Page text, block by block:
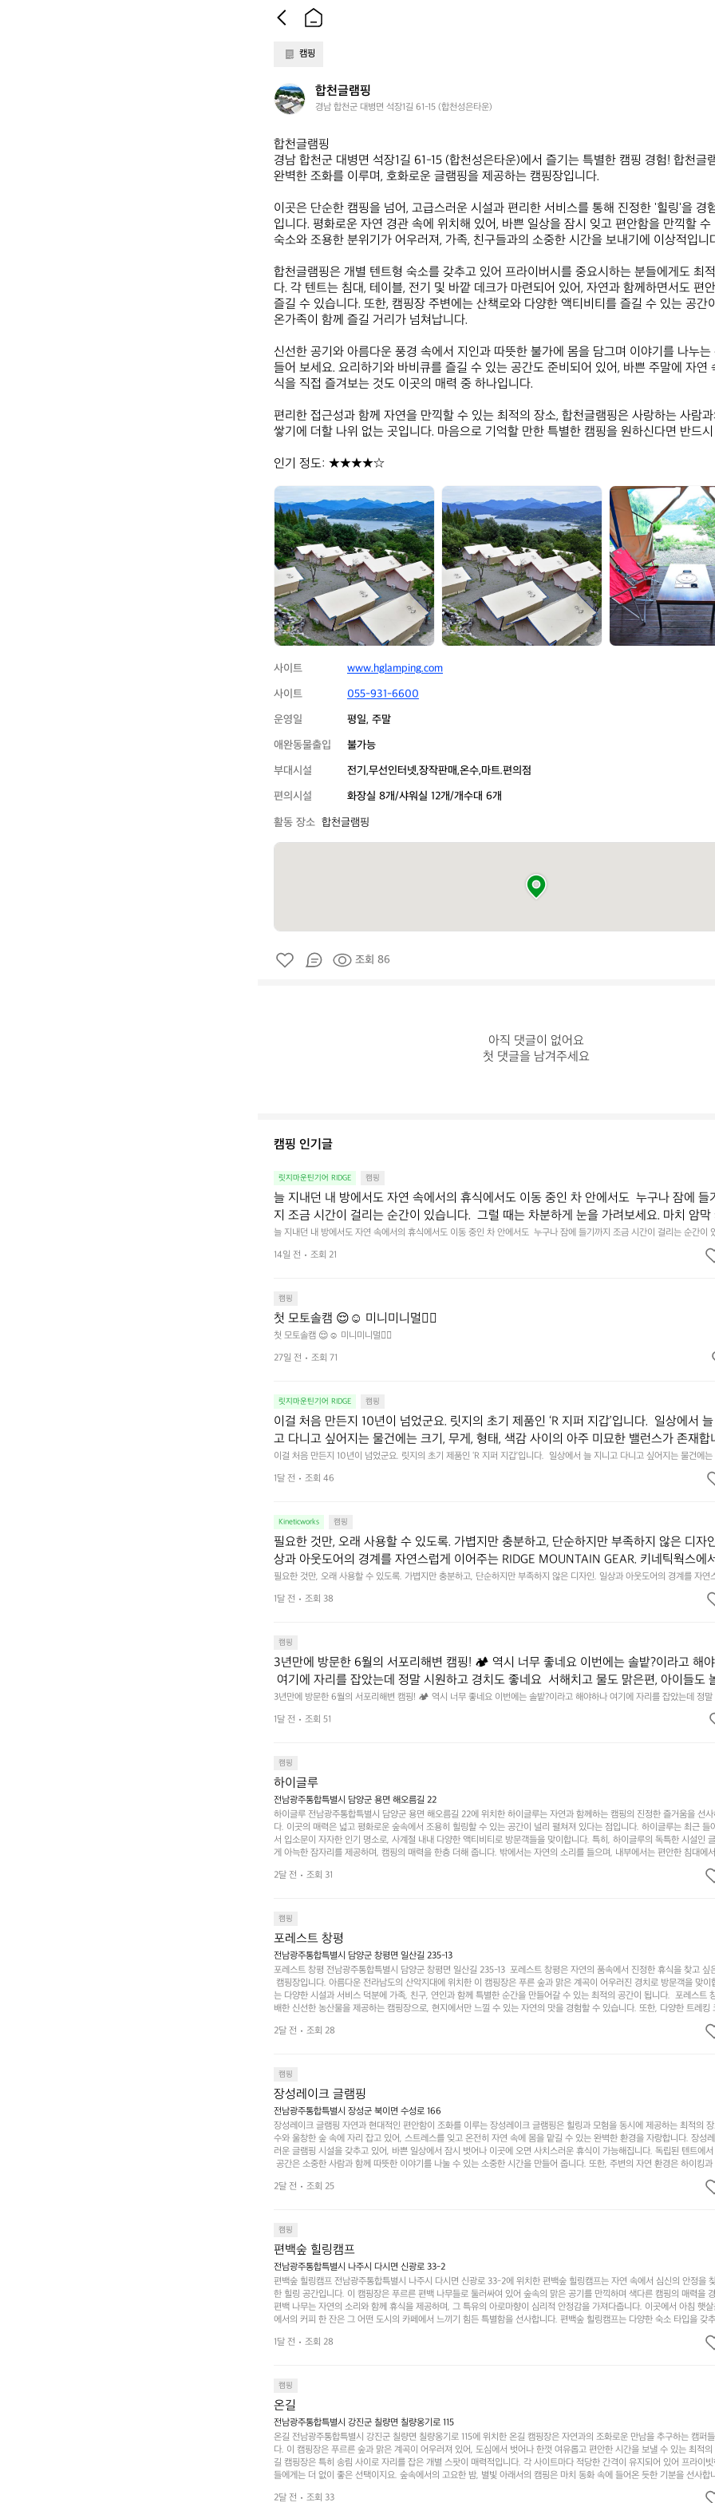
캠핑
합
천
램
핑
합천글램핑
경남 합천군 대병면 석장1길 61-15 (합천성은타운)
합천글램핑
경남 합천군 대병면 석장1길 61-15 (합천성은타운)에서 즐기는 특별한 캠핑 경험! 합천글
완벽한 조화를 이루며, 호화로운 글램핑을 제공하는 캠핑장입니다.
이곳은 단순한 캠핑을 넘어, 고급스러운 시설과 편리한 서비스를 통해 진정한 '힐링'을 경
입니다. 평화로운 자연 경관 속에 위치해 있어, 바쁜 일상을 잠시 잊고 편안함을 만끽할
숙소와 조용한 분위기가 어우러져, 가족, 친구들과의 소중한 시간을 보내기에 이상적입니
합천글램핑은 개별 텐트형 숙소를 갖추고 있어 프라이버시를 중요시하는 분들에게도 최
다. 각 텐트는 침대, 테이블, 전기 및 바깥 데크가 마련되어 있어, 자연과 함께하면서도 편
즐길 수 있습니다. 또한, 캠핑장 주변에는 산책로와 다양한 액티비티를 즐길 수 있는 공간
온가족이 함께 즐길 거리가 넘쳐납니다.
신선한 공기와 아름다운 풍경 속에서 지인과 따뜻한 불가에 몸을 담그며 이야기를 나누
들어 보세요. 요리하기와 바비큐를 즐길 수 있는 공간도 준비되어 있어, 바쁜 주말에 자연
식을 직접 즐겨보는 것도 이곳의 매력 중 하나입니다.
편리한 접근성과 함께 자연을 만끽할 수 있는 최적의 장소, 합천글램핑은 사랑하는 사람
쌓기에 더할 나위 없는 곳입니다. 마음으로 기억할 만한 특별한 캠핑을 원하신다면 반드
인기 정도: ★★★★☆
합
천
글
램
핑
합
천
글
램
핑
합
천
글
램
핑
사이트
www.hglamping.com
사이트
055-931-6600
운영일
평일, 주말
애완동물출입
불가능
부대시설
전기,무선인터넷,장작판매,온수,마트.편의점
편의시설
화장실 8개/샤워실 12개/개수대 6개
활동 장소 합천글램핑
조회 86
아직 댓글이 없어요
첫 댓글을 남겨주세요
캠핑 인기글
릿지마운틴기어 RIDGE 캠핑
늘 지내던 내 방에서도 자연 속에서의 휴식에서도 이동 중인 차 안에서도  누구나 잠에 들
지 조금 시간이 걸리는 순간이 있습니다.  그럴 때는 차분하게 눈을 가려보세요. 마치 암막
을 조용히 내리듯이.  Polartec® Wind Pro™의 온기가 눈가를 포근히 감싸줍니다.  차가운
를 차단하고, 얼굴에 밀착하여 빛을 막아줍니다.  이 슬립 웜을 쓰는 것만으로 그곳은 나만
늘 지내던 내 방에서도 자연 속에서의 휴식에서도 이동 중인 차 안에서도  누구나 잠에 들기까지 조금 시간이 걸리는 순간이
다.  그럴 때는 차분하게 눈을 가려보세요. 마치 암막 커튼을 조용히 내리듯이.  Polartec® Wind Pro™의 온기가 눈가를 포
줍니다.  차가운 공기를 차단하고, 얼굴에 밀착하여 빛을 막아줍니다.  이 슬립 웜을 쓰는 것만으로 그곳은 나만의 밤이 됩니
14일 전 조회 21
캠핑
첫 모토솔캠 😌☺️ 미니미니멀👌🏼
첫 모토솔캠 😌☺️ 미니미니멀👌🏼
27일 전
조회 71
릿지마운틴기어 RIDGE 캠핑
이걸 처음 만든지 10년이 넘었군요. 릿지의 초기 제품인 ‘R 지퍼 지갑’입니다.  일상에서
고 다니고 싶어지는 물건에는 크기, 무게, 형태, 색감 사이의 아주 미묘한 밸런스가 존재합
예를 들자면 일에 집중하느라 책상 위 가장자리에 대충 걸쳐 놓아도 시야에 걸리적거리
것. R 지퍼 지갑은 바로 그 위화감 없는 균형감에서 출발했습니다.  그중에서도 슬림함에
이걸 처음 만든지 10년이 넘었군요. 릿지의 초기 제품인 ‘R 지퍼 지갑’입니다.  일상에서 늘 지니고 다니고 싶어지는 물건에
무게, 형태, 색감 사이의 아주 미묘한 밸런스가 존재합니다.  예를 들자면 일에 집중하느라 책상 위 가장자리에 대충 걸쳐 놓
야에 걸리적거리지 않는 것. R 지퍼 지갑은 바로 그 위화감 없는 균형감에서 출발했습니다.  그중에서도 슬림함에 철저히 집
1달 전 조회 46
Kineticworks 캠핑
필요한 것만, 오래 사용할 수 있도록. 가볍지만 충분하고, 단순하지만 부족하지 않은 디자
상과 아웃도어의 경계를 자연스럽게 이어주는 RIDGE MOUNTAIN GEAR. 키네틱웍스에
나보세요.
필요한 것만, 오래 사용할 수 있도록. 가볍지만 충분하고, 단순하지만 부족하지 않은 디자인. 일상과 아웃도어의 경계를 자연
1달 전
조회 38
캠핑
3년만에 방문한 6월의 서포리해변 캠핑! 🏕 역시 너무 좋네요 이번에는 솔밭?이라고 해
여기에 자리를 잡았는데 정말 시원하고 경치도 좋네요  서해치고 물도 맑은편, 아이들도
좋고 1박 2일은 넘 짧게 느껴지네요  .1박 1동 1만원 (수금은 7시쯤, 동네에서 관리) .수금
음식물.쓰레기봉투를 1개씩 나누어줌 .솔밭에 바로 화장실있음 .5분거리 cu .2분거리 음
3년만에 방문한 6월의 서포리해변 캠핑! 🏕 역시 너무 좋네요 이번에는 솔밭?이라고 해야하나 여기에 자리를 잡았는데 정말
고 경치도 좋네요  서해치고 물도 맑은편, 아이들도 놀기 좋고 1박 2일은 넘 짧게 느껴지네요  .1박 1동 1만원 (수금은 7시쯤,
관리) .수금하면서 음식물.쓰레기봉투를 1개씩 나누어줌 .솔밭에 바로 화장실있음 .5분거리 cu .2분거리 음식점  항구에서부
1달 전 조회 51
캠핑
하이글루
전남광주통합특별시 담양군 용면 해오름길 22
하이글루 전남광주통합특별시 담양군 용면 해오름길 22에 위치한 하이글루는 자연과 함께하는 캠핑의 진정한 즐거움을 선
다. 이곳의 매력은 넓고 평화로운 숲속에서 조용히 힐링할 수 있는 공간이 널리 펼쳐져 있다는 점입니다. 하이글루는 최근 들
서 입소문이 자자한 인기 명소로, 사계절 내내 다양한 액티비티로 방문객들을 맞이합니다. 특히, 하이글루의 독특한 시설인
게 아늑한 잠자리를 제공하며, 캠핑의 매력을 한층 더해 줍니다. 밖에서는 자연의 소리를 들으며, 내부에서는 편안한 침대에
있는 완벽한 조화가 이루어집니다. 이곳의 장점은 또 다른 캠핑의 매력인 바베큐 파티를 즐길 수 있는 공간이 마련되어 있어
은 시간을 보낼 수 있다는 것입니다. 또한, 하이글루 인근에는 다양한 트레킹 코스와 자전거 도로가 있어 아웃도어 활동을 좋
나누는 이야기들은 여러분의 캠핑 여행을 더욱 특별하게 만들어 줄 것입니다.  인기 정도: ★★★★★
2달 전 조회 31
캠핑
포레스트 창평
전남광주통합특별시 담양군 창평면 일산길 235-13
포레스트 창평 전남광주통합특별시 담양군 창평면 일산길 235-13  포레스트 창평은 자연의 품속에서 진정한 휴식을 찾고 싶
캠핑장입니다. 아름다운 전라남도의 산악지대에 위치한 이 캠핑장은 푸른 숲과 맑은 계곡이 어우러진 경치로 방문객을 맞이
는 다양한 시설과 서비스 덕분에 가족, 친구, 연인과 함께 특별한 순간을 만들어갈 수 있는 최적의 공간이 됩니다.  포레스트
배한 신선한 농산물을 제공하는 캠핑장으로, 현지에서만 느낄 수 있는 자연의 맛을 경험할 수 있습니다. 또한, 다양한 트레킹
캠퍼들이 탐험과 모험의 짜릿함을 누릴 수 있도록 만들어졌습니다. 저녁에는 별빛 아래에서 바베큐 파티를 즐기거나, 잔잔
은 숙면을 취할 수 있는 기회를 제공합니다.  이곳은 자연과의 완벽한 조화를 이루며, 다채로운 야외 활동을 제공합니다. 특
순한 캠핑 그 이상을 제공하며, 자연을 사랑하는 모든 이들에게 꼭 한번 경험해봐야 할 장소로 자리잡았습니다.  인기 정
2달 전 조회 28
캠핑
장성레이크 글램핑
전남광주통합특별시 장성군 북이면 수성로 166
장성레이크 글램핑 자연과 현대적인 편안함이 조화를 이루는 장성레이크 글램핑은 힐링과 모험을 동시에 제공하는 최적의
수와 울창한 숲 속에 자리 잡고 있어, 스트레스를 잊고 온전히 자연 속에 몸을 맡길 수 있는 완벽한 환경을 자랑합니다. 장성
러운 글램핑 시설을 갖추고 있어, 바쁜 일상에서 잠시 벗어나 이곳에 오면 사치스러운 휴식이 가능해집니다. 독립된 텐트에
공간은 소중한 사람과 함께 따뜻한 이야기를 나눌 수 있는 소중한 시간을 만들어 줍니다. 또한, 주변의 자연 환경은 하이킹
액티비티를 즐기기에 그야말로 완벽한 조건을 갖추고 있습니다. 이곳에서의 캠핑은 단순한 숙박이 아닌, 가족과 친구들과
하는 시간이 될 것입니다. 특히 식사를 좋아하는 분들에게는 매주 특별한 바비큐 파티와 지역에서 나는 신선한 재료로 만든
사람들과 함께하세요. 당신의 대자연 속 힐링을 기다리는 장성레이크 글램핑은 언젠가 반드시 방문해봐야 할 명소로 자리매
도: ★★★★★
2달 전 조회 25
캠핑
편백숲 힐링캠프
전남광주통합특별시 나주시 다시면 신광로 33-2
편백숲 힐링캠프 전남광주통합특별시 나주시 다시면 신광로 33-2에 위치한 편백숲 힐링캠프는 자연 속에서 심신의 안정을
한 힐링 공간입니다. 이 캠핑장은 푸르른 편백 나무들로 둘러싸여 있어 숲속의 맑은 공기를 만끽하며 색다른 캠핑의 매력을
편백 나무는 자연의 소리와 함께 휴식을 제공하며, 그 특유의 아로마향이 심리적 안정감을 가져다줍니다. 이곳에서 아침 햇
에서의 커피 한 잔은 그 어떤 도시의 카페에서 느끼기 힘든 특별함을 선사합니다. 편백숲 힐링캠프는 다양한 숙소 타입을 갖
론 친구나 연인과 함께 더욱 기억에 남는 특별한 시간을 보낼 수 있습니다. 주변에는 자전거 도로와 하이킹 트레일이 있어 액
기회도 많은데, 자전거를 타거나 숲속을 거닐며 다양한 생태계를 체험해보는 것도 일상의 스트레스를 잊게 해줍니다. 또한,
조화 속에서 힐링할 수 있는 편백숲 힐링캠프는 현대인의 바쁜 일상에서 벗어나 소중한 시간을 가지고 싶은 분들에게 특히
나주로 떠나 여유로움과 행복이 가득한 캠핑을 경험해보세요! 인기 정도: ★★★★☆
1달 전 조회 28
캠핑
온길
전남광주통합특별시 강진군 칠량면 칠량옹기로 115
온길 전남광주통합특별시 강진군 칠량면 칠량옹기로 115에 위치한 온길 캠핑장은 자연과의 조화로운 만남을 추구하는 캠퍼
다. 이 캠핑장은 푸르른 숲과 맑은 계곡이 어우러져 있어, 도심에서 벗어나 한껏 여유롭고 편안한 시간을 보낼 수 있는 최적
길 캠핑장은 특히 송림 사이로 자리를 잡은 개별 스팟이 매력적입니다. 각 사이트마다 적당한 간격이 유지되어 있어 프라이
들에게는 더 없이 좋은 선택이지요. 숲속에서의 고요한 밤, 별빛 아래서의 캠핑은 마치 동화 속에 들어온 듯한 기분을 선사합
야외 활동도 가능해 가족과 친구들이 함께 즐기기에 적합합니다. 하이킹, 자전거 타기, 그리고 근처의 계곡에서는 수영과 낚
2달 전 조회 33